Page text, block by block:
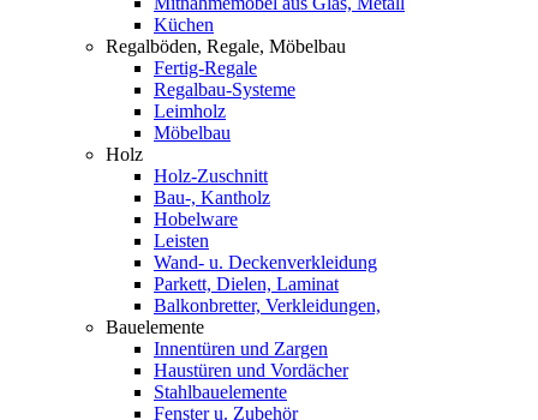
Küchen
Regalböden, Regale, Möbelbau
Fertig-Regale
Regalbau-Systeme
Leimholz
Möbelbau
Holz
Holz-Zuschnitt
Bau-, Kantholz
Hobelware
Leisten
Wand- u. Deckenverkleidung
Parkett, Dielen, Laminat
Balkonbretter, Verkleidungen,
Bauelemente
Innentüren und Zargen
Haustüren und Vordächer
Stahlbauelemente
Fenster u. Zubehör